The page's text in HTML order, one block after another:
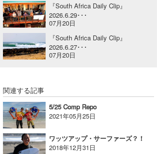
『South Africa Daily Clip』
2026.6.29･･･
07月20日
『South Africa Daily Clip』
2026.6.27･･･
07月20日
関連する記事
5/25 Comp Repo
2021年05月25日
ワッツアップ・サーファーズ？！
2018年12月31日
喜納海人
KID
KOBU
KY
mitz
OYZ
S.K